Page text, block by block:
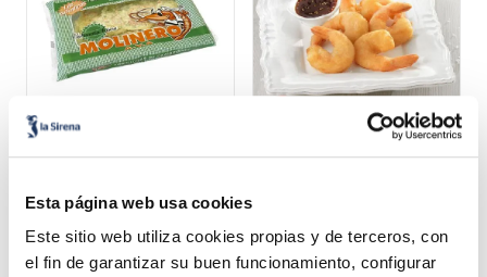
Esta página web usa cookies
Este sitio web utiliza cookies propias y de terceros, con
el fin de garantizar su buen funcionamiento, configurar
Tortilla de camarones
3,99 € Bandeja 300 g
Añadir
Cola en tempura
Añadir